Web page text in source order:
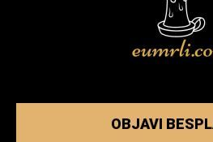
OBJAVI